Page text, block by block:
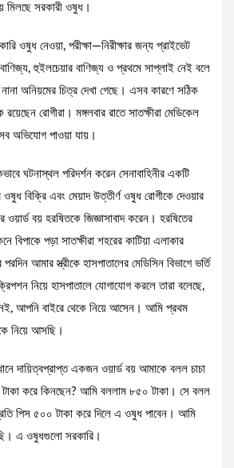
মিলছে সরকারী ওষুধ।
ওষুধ নেওয়া, পরীক্ষা—নিরীক্ষার জন্য প্রাইভেট
হুইলচেয়ার বাণিজ্য ও প্রথমে সাপ্লাই নেই বলে
অনিয়মের চিত্র দেখা গেছে। এসব কারণে সঠিক
রয়েছেন রোগীরা। মঙ্গলবার রাতে সাতক্ষীরা মেডিকেল
অভিযোগ পাওয়া যায়।
ঘটনাস্থল পরিদর্শন করেন সেনাবাহিনীর একটি
বিক্রি এবং মেয়াদ উত্তীর্ণ ওষুধ রোগীকে দেওয়ার
ওয়ার্ড বয় হরষিতকে জিজ্ঞাসাবাদ করেন। হরষিতের
বিপাকে পড়া সাতক্ষীরা শহরের কাটিয়া এলাকার
আমার স্ত্রীকে হাসপাতালের মেডিসিন বিভাগে ভর্তি
নিয়ে হাসপাতালে যোগাযোগ করলে তারা বলেছে,
আপনি বাইরে থেকে নিয়ে আসেন। আমি প্রথম
নিয়ে আসছি।
দায়িত্বপ্রাপ্ত একজন ওয়ার্ড বয় আমাকে বলল চাচা
করে কিনছেন? আমি বললাম ৮৫০ টাকা। সে বলল
পিস ৫০০ টাকা করে দিলে এ ওষুধ পাবেন। আমি
এ ওষুধগুলো সরকারি।